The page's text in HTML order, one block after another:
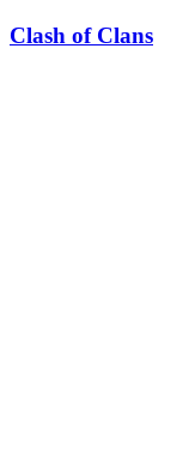
Clash of Clans